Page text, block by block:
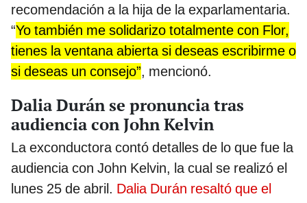
recomendación a la hija de la exparlamentaria.
“Yo también me solidarizo totalmente con Flor,
tienes la ventana abierta si deseas escribirme o
si deseas un consejo”, mencionó.
Dalia Durán se pronuncia tras
audiencia con John Kelvin
La exconductora contó detalles de lo que fue la
audiencia con John Kelvin, la cual se realizó el
lunes 25 de abril. Dalia Durán resaltó que el